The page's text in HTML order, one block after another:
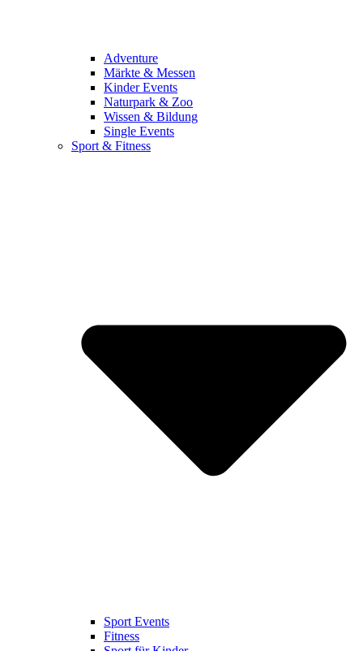
Adventure
Märkte & Messen
Kinder Events
Naturpark & Zoo
Wissen & Bildung
Single Events
Sport & Fitness
Sport Events
Fitness